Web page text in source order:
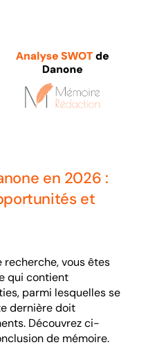
en 2026 :
et
recherche, vous êtes
qui contient
parmi lesquelles se
dernière doit
Découvrez ci-
de mémoire.